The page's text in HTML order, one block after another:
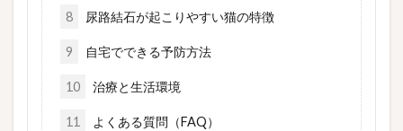
8 尿路結石が起こりやすい猫の特徴
9 自宅でできる予防方法
10 治療と生活環境
11 よくある質問（FAQ）